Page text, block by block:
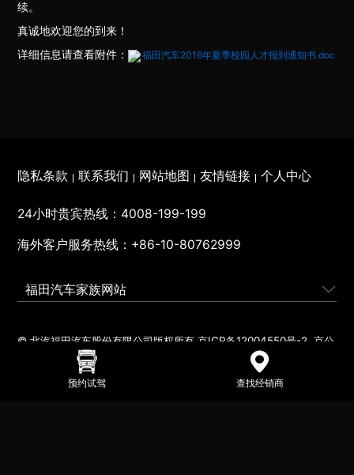
续。
真诚地欢迎您的到来！
详细信息请查看附件：
福田汽车2016年夏季校园人才报到通知书.doc
隐私条款 联系我们 网站地图 友情链接 个人中心
24小时贵宾热线： 4008-199-199
海外客户服务热线： +86-10-80762999
福田汽车家族网站
© 北汽福田汽车股份有限公司版权所有京ICP备12004550号-2 京公
网安备110401000095号
预约试驾 查找经销商